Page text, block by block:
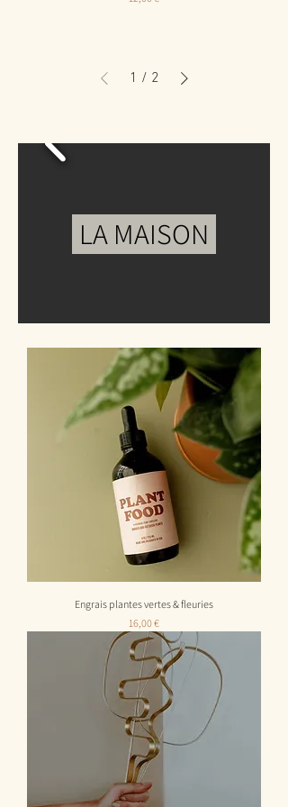
1 / 2
LA MAISON
Engrais plantes vertes & fleuries
Prix
16,00 €